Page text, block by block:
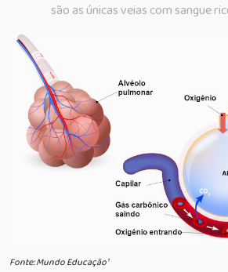
são as únicas veias com sangue
Fonte: Mundo Educação¹